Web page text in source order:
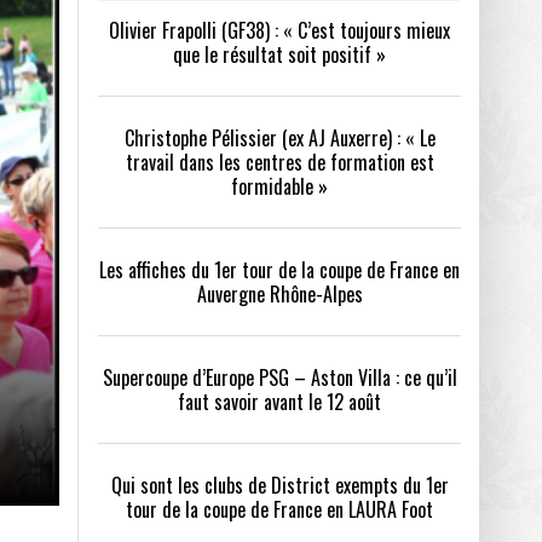
- 24/07/2026
- 21/07/2026
a tenu toutes ses promesses - 04/07/2026
PSG – ASTON VILLA :
AVANT LE 12 AOÛT
QUI SONT LES CLUBS DE DISTRICT EXEMPTS
DU 1ER TOUR DE LA COUPE DE FRANCE EN
LAURA FOOT
Olivier Frapolli (GF38) : « C’est toujours mieux
que le résultat soit positif »
Christophe Pélissier (ex AJ Auxerre) : « Le
travail dans les centres de formation est
formidable »
Les affiches du 1er tour de la coupe de France en
Auvergne Rhône-Alpes
Supercoupe d’Europe PSG – Aston Villa : ce qu’il
faut savoir avant le 12 août
Qui sont les clubs de District exempts du 1er
tour de la coupe de France en LAURA Foot